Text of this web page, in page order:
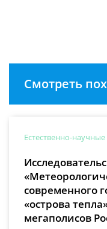
Смотреть
Естественно-
современного
«острова
мегаполисов